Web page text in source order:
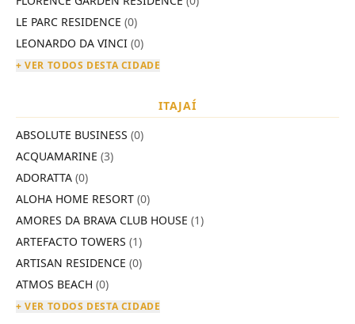
LE PARC RESIDENCE (0)
LEONARDO DA VINCI (0)
+ VER TODOS DESTA CIDADE
ITAJAÍ
ABSOLUTE BUSINESS (0)
ACQUAMARINE (3)
ADORATTA (0)
ALOHA HOME RESORT (0)
AMORES DA BRAVA CLUB HOUSE (1)
ARTEFACTO TOWERS (1)
ARTISAN RESIDENCE (0)
ATMOS BEACH (0)
+ VER TODOS DESTA CIDADE